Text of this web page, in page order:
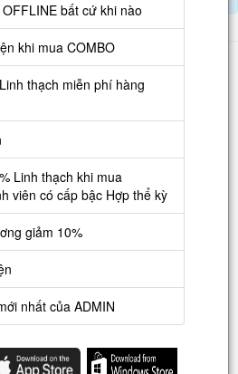
bất cứ khi nào
khi mua COMBO
thạch miễn phí hàng
Linh thạch khi mua
viên có cấp bậc Hợp thể kỳ
giảm 10%
nhất của ADMIN